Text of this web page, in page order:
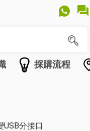
採購流程
USB分接口